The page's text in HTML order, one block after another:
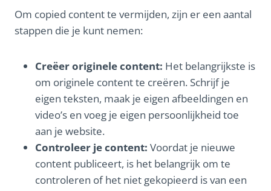
Om copied content te vermijden, zijn er een aantal
stappen die je kunt nemen:
Creëer originele content: Het belangrijkste is
om originele content te creëren. Schrijf je
eigen teksten, maak je eigen afbeeldingen en
video’s en voeg je eigen persoonlijkheid toe
aan je website.
Controleer je content: Voordat je nieuwe
content publiceert, is het belangrijk om te
controleren of het niet gekopieerd is van een